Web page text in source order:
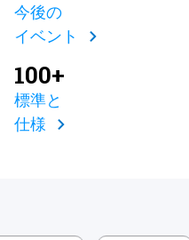
今後の
イベント
100+
標準と
仕様